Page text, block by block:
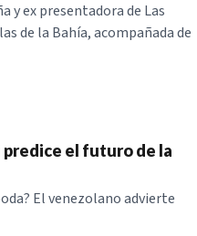
y ex presentadora de Las
de la Bahía, acompañada de
el futuro de la
El venezolano advierte